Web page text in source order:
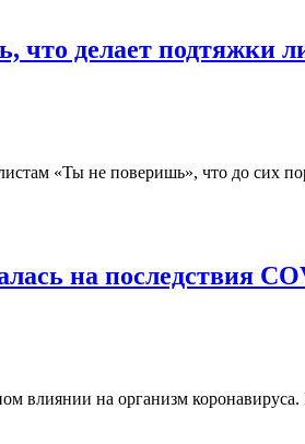
что делает подтяжки
«Ты не поверишь», что до сих
на последствия
влиянии на организм